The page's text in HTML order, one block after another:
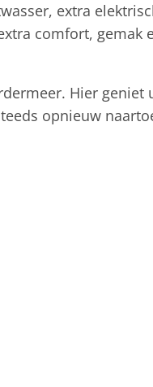
extra
comfort,
Hier
opnieuw